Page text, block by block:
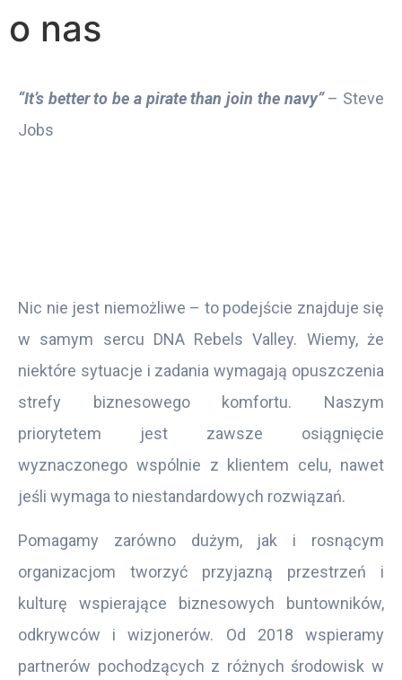
o nas
“It’s better to be a pirate than join the navy”– Steve
Jobs
Nic nie jest niemożliwe – to podejście znajduje się
w samym sercu DNA Rebels Valley. Wiemy, że
niektóre sytuacje i zadania wymagają opuszczenia
strefy biznesowego komfortu. Naszym
priorytetem jest zawsze osiągnięcie
wyznaczonego wspólnie z klientem celu, nawet
jeśli wymaga to niestandardowych rozwiązań.
Pomagamy zarówno dużym, jak i rosnącym
organizacjom tworzyć przyjazną przestrzeń i
kulturę wspierające biznesowych buntowników,
odkrywców i wizjonerów. Od 2018 wspieramy
partnerów pochodzących z różnych środowisk w